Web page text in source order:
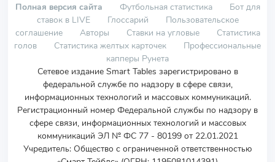
Полная версия сайта Футбольная статистика
Бот для
ставок в LIVE
Глоссарий
Пользовательское
соглашение
Авторы Ставки на угловые
Статистика
голов
Статистика желтых карточек
Профессиональные
капперы Рунета
Сетевое издание Smart Tables зарегистрировано в
федеральной службе по надзору в сфере связи,
информационных технологий и массовых коммуникаций.
Регистрационный номер Федеральной службы по надзору в
сфере связи, информационных технологий и массовых
коммуникаций ЭЛ № ФС 77 - 80199 от 22.01.2021
Учредитель: Общество с ограниченной ответственностью